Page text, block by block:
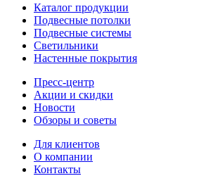
Каталог продукции
Подвесные потолки
Подвесные системы
Светильники
Настенные покрытия
Пресс-центр
Акции и скидки
Новости
Обзоры и советы
Для клиентов
О компании
Контакты